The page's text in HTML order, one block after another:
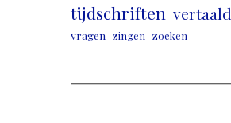
tijdschriften vertaald
vragen zingen zoeken